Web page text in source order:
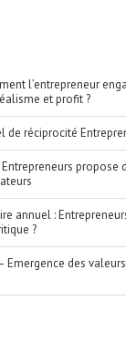
l’entrepreneur
et profit ?
de réciprocité
propose
annuel :
?
des